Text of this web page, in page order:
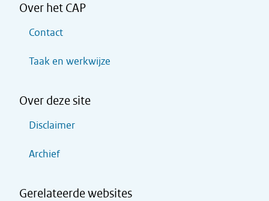
Over het CAP
Contact
Taak en werkwijze
Over deze site
Disclaimer
Archief
Gerelateerde websites